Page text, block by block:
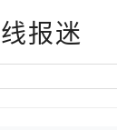
线报迷